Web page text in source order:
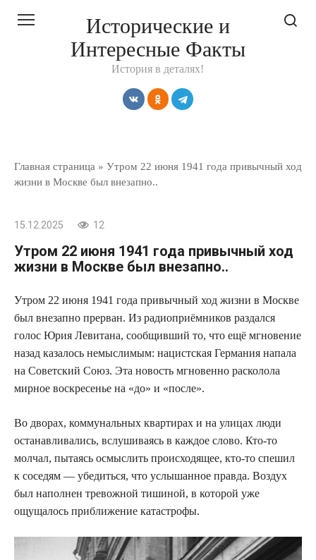
Исторические и
Интересные Факты
История в деталях!
Главная страница » Утром 22 июня 1941 года привычный ход
жизни в Москве был внезапно..
15.12.2025 12
Утром 22 июня 1941 года привычный ход
жизни в Москве был внезапно..
Утром 22 июня 1941 года привычный ход жизни в Москве
был внезапно прерван. Из радиоприёмников раздался
голос Юрия Левитана, сообщивший то, что ещё мгновение
назад казалось немыслимым: нацистская Германия напала
на Советский Союз. Эта новость мгновенно расколола
мирное воскресенье на «до» и «после».
Во дворах, коммунальных квартирах и на улицах люди
останавливались, вслушиваясь в каждое слово. Кто-то
молчал, пытаясь осмыслить происходящее, кто-то спешил
к соседям — убедиться, что услышанное правда. Воздух
был наполнен тревожной тишиной, в которой уже
ощущалось приближение катастрофы.